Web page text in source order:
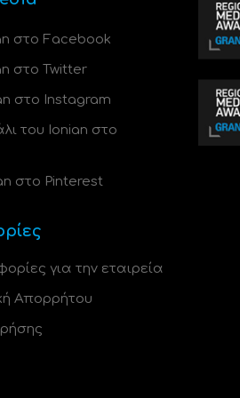
στο Facebook
στο Twitter
στο Instagram
του Ionian στο
στο Pinterest
για την εταιρεία
Απορρήτου